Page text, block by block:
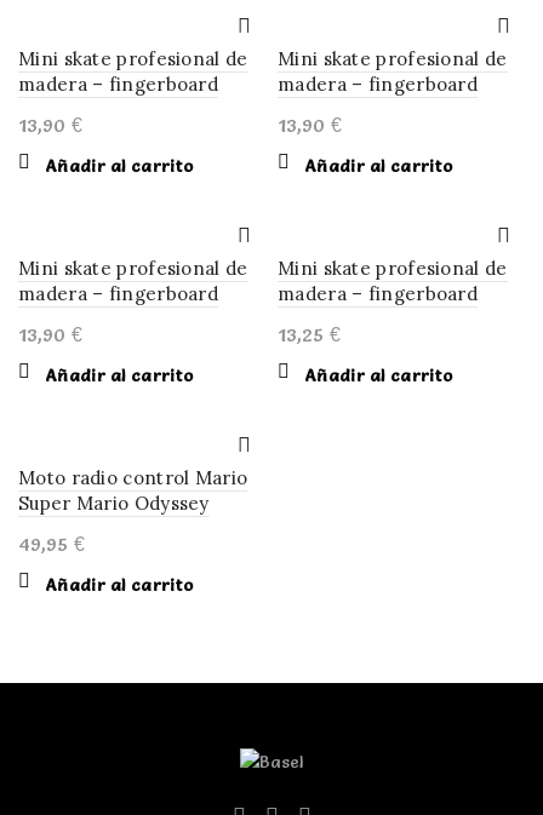
Mini skate profesional de
madera – fingerboard
13,90 €
Añadir al carrito
Mini skate profesional de
madera – fingerboard
13,90 €
Añadir al carrito
Mini skate profesional de
madera – fingerboard
13,90 €
Añadir al carrito
Mini skate profesional de
madera – fingerboard
13,25 €
Añadir al carrito
Moto radio control Mario
Super Mario Odyssey
49,95 €
Añadir al carrito